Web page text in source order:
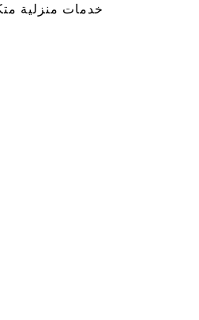
خدمات منزلية